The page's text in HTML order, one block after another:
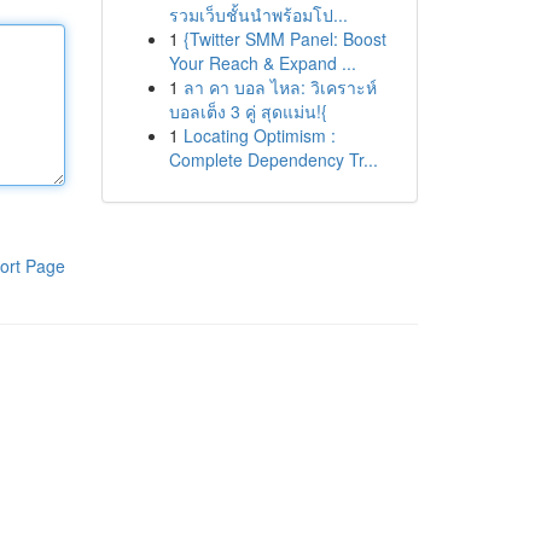
Page
รวมเว็บชั้นนำพร้อมโป...
1 {Twitter SMM Panel: Boost
Your Reach & Expand ...
1 ลา คา บอล ไหล: วิเคราะห์
บอลเต็ง 3 คู่ สุดแม่น!{
1 Locating Optimism :
Complete Dependency Tr...